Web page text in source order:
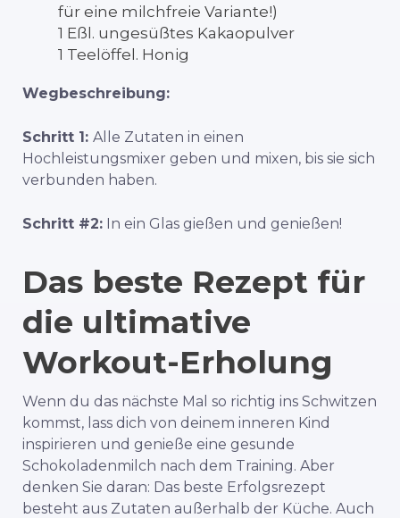
für eine milchfreie Variante!)
1 Eßl. ungesüßtes Kakaopulver
1 Teelöffel. Honig
Wegbeschreibung:
Schritt 1: Alle Zutaten in einen
Hochleistungsmixer geben und mixen, bis sie sich
verbunden haben.
Schritt #2: In ein Glas gießen und genießen!
Das beste Rezept für
die ultimative
Workout-Erholung
Wenn du das nächste Mal so richtig ins Schwitzen
kommst, lass dich von deinem inneren Kind
inspirieren und genieße eine gesunde
Schokoladenmilch nach dem Training. Aber
denken Sie daran: Das beste Erfolgsrezept
besteht aus Zutaten außerhalb der Küche. Auch